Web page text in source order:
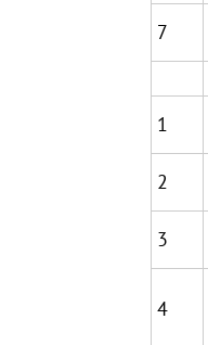
7
1
2
3
4